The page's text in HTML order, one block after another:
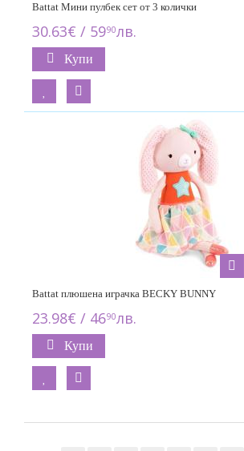
Battat Мини пулбек сет от 3 колички
30.63€ / 5990лв.
Купи
Battat плюшена играчка BECKY BUNNY
23.98€ / 4690лв.
Купи